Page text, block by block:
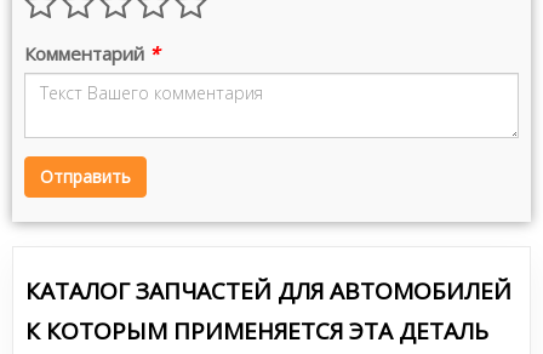
Комментарий *
Отправить
КАТАЛОГ ЗАПЧАСТЕЙ ДЛЯ АВТОМОБИЛЕЙ
К КОТОРЫМ ПРИМЕНЯЕТСЯ ЭТА ДЕТАЛЬ